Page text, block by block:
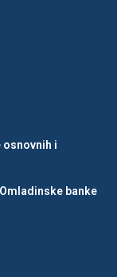
osnovnih i
banke